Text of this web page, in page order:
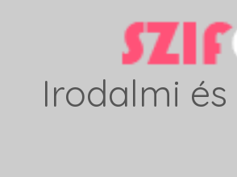
Irodalmi